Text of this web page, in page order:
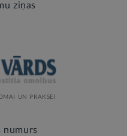
ziņas
UN PRAKSEI
numurs